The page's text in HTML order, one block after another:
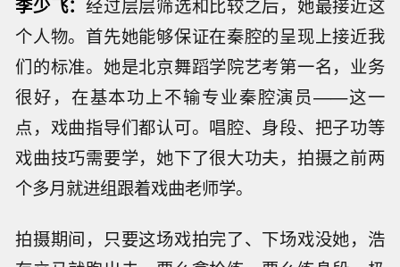
李少飞：经过层层筛选和比较之后，她最接近这
个人物。首先她能够保证在秦腔的呈现上接近我
们的标准。她是北京舞蹈学院艺考第一名，业务
很好，在基本功上不输专业秦腔演员——这一
点，戏曲指导们都认可。唱腔、身段、把子功等
戏曲技巧需要学，她下了很大功夫，拍摄之前两
个多月就进组跟着戏曲老师学。
拍摄期间，只要这场戏拍完了、下场戏没她，浩